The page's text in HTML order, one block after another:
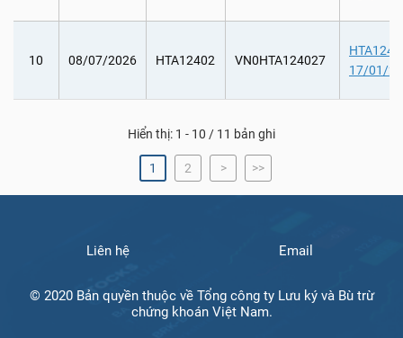
10 08/07/2026 HTA12402 VN0HTA124027
17/01/
Hiển thị: 1 - 10 / 11 bản ghi
1 2 > >>
Liên hệ Email
© 2020 Bản quyền thuộc về Tổng công ty Lưu ký và Bù trừ
chứng khoán Việt Nam.